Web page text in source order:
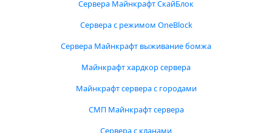
Сервера Майнкрафт СкайБлок
Сервера с режимом OneBlock
Сервера Майнкрафт выживание бомжа
Майнкрафт хардкор сервера
Майнкрафт сервера с городами
СМП Майнкрафт сервера
Сервера с кланами